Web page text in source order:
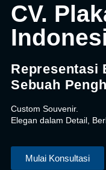
CV.
Representasi
Sebuah
Custom Souvenir.
Elegan dalam Detail,
Mulai Konsultasi